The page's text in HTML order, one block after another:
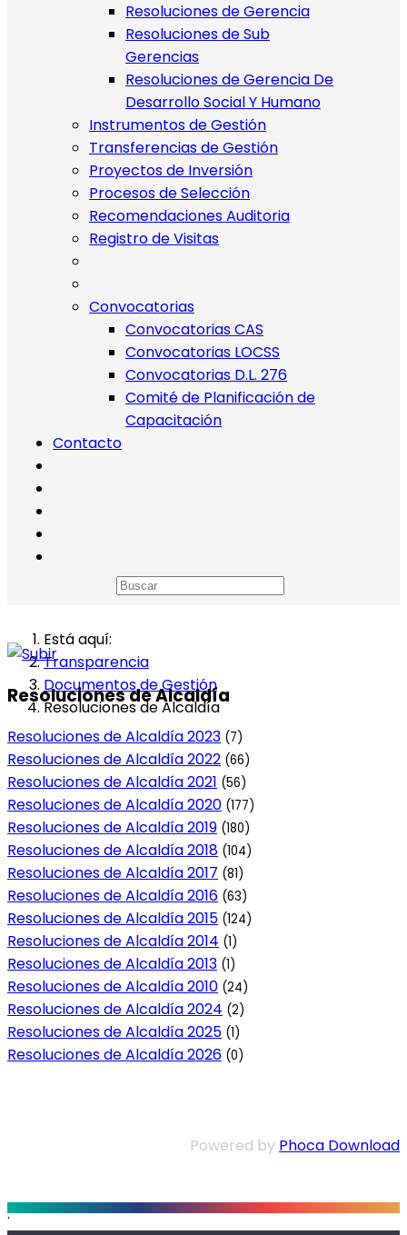
Resoluciones de Gerencia
Resoluciones de Sub
Gerencias
Resoluciones de Gerencia De
Desarrollo Social Y Humano
Instrumentos de Gestión
Transferencias de Gestión
Proyectos de Inversión
Procesos de Selección
Recomendaciones Auditoria
Registro de Visitas
Convocatorias
Convocatorias CAS
Convocatorias LOCSS
Convocatorias D.L. 276
Comité de Planificación de
Capacitación
Contacto
Está aquí:
Transparencia
Documentos de Gestión
Resoluciones de Alcaldía
Resoluciones de Alcaldía
Resoluciones de Alcaldía 2023 (7)
Resoluciones de Alcaldía 2022 (66)
Resoluciones de Alcaldía 2021 (56)
Resoluciones de Alcaldía 2020 (177)
Resoluciones de Alcaldía 2019 (180)
Resoluciones de Alcaldía 2018 (104)
Resoluciones de Alcaldía 2017 (81)
Resoluciones de Alcaldía 2016 (63)
Resoluciones de Alcaldía 2015 (124)
Resoluciones de Alcaldía 2014 (1)
Resoluciones de Alcaldía 2013 (1)
Resoluciones de Alcaldía 2010 (24)
Resoluciones de Alcaldía 2024 (2)
Resoluciones de Alcaldía 2025 (1)
Resoluciones de Alcaldía 2026 (0)
Powered by Phoca Download
.